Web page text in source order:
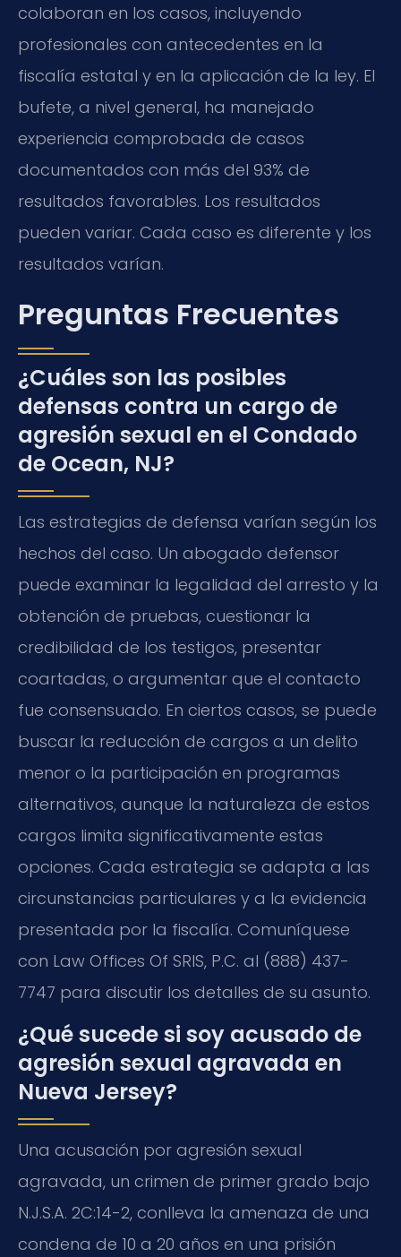
colaboran en los casos, incluyendo
profesionales con antecedentes en la
fiscalía estatal y en la aplicación de la ley. El
bufete, a nivel general, ha manejado
experiencia comprobada de casos
documentados con más del 93% de
resultados favorables. Los resultados
pueden variar. Cada caso es diferente y los
resultados varían.
Preguntas Frecuentes
¿Cuáles son las posibles
defensas contra un cargo de
agresión sexual en el Condado
de Ocean, NJ?
Las estrategias de defensa varían según los
hechos del caso. Un abogado defensor
puede examinar la legalidad del arresto y la
obtención de pruebas, cuestionar la
credibilidad de los testigos, presentar
coartadas, o argumentar que el contacto
fue consensuado. En ciertos casos, se puede
buscar la reducción de cargos a un delito
menor o la participación en programas
alternativos, aunque la naturaleza de estos
cargos limita significativamente estas
opciones. Cada estrategia se adapta a las
circunstancias particulares y a la evidencia
presentada por la fiscalía. Comuníquese
con Law Offices Of SRIS, P.C. al (888) 437-
7747 para discutir los detalles de su asunto.
¿Qué sucede si soy acusado de
agresión sexual agravada en
Nueva Jersey?
Una acusación por agresión sexual
agravada, un crimen de primer grado bajo
N.J.S.A. 2C:14-2, conlleva la amenaza de una
condena de 10 a 20 años en una prisión